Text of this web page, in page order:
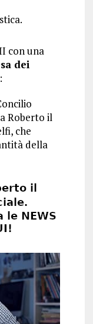
con una
dei
Roberto il
che
della